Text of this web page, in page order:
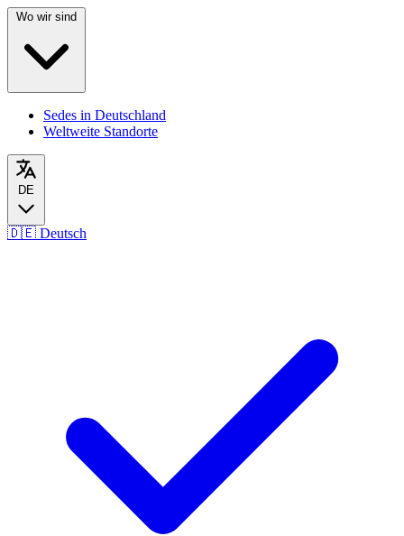
Wo wir sind
Sedes in Deutschland
Weltweite Standorte
DE
🇩🇪 Deutsch